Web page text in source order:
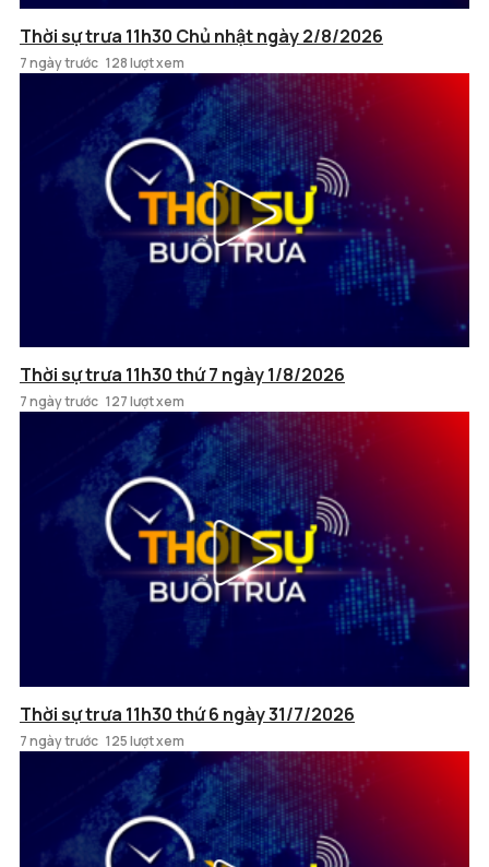
Thời sự trưa 11h30 Chủ nhật ngày 2/8/2026
7 ngày trước 128 lượt xem
Thời sự trưa 11h30 thứ 7 ngày 1/8/2026
7 ngày trước 127 lượt xem
Thời sự trưa 11h30 thứ 6 ngày 31/7/2026
7 ngày trước 125 lượt xem